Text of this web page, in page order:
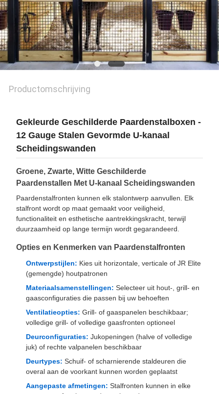
Productomschrijving
Gekleurde Geschilderde Paardenstalboxen -
12 Gauge Stalen Gevormde U-kanaal
Scheidingswanden
Groene, Zwarte, Witte Geschilderde
Paardenstallen Met U-kanaal Scheidingswanden
Paardenstalfronten kunnen elk stalontwerp aanvullen. Elk
stalfront wordt op maat gemaakt voor veiligheid,
functionaliteit en esthetische aantrekkingskracht, terwijl
duurzaamheid op lange termijn wordt gegarandeerd.
Opties en Kenmerken van Paardenstalfronten
Ontwerpstijlen: Kies uit horizontale, verticale of JR Elite
(gemengde) houtpatronen
Materiaalsamenstellingen: Selecteer uit hout-, grill- en
gaasconfiguraties die passen bij uw behoeften
Ventilatieopties: Grill- of gaaspanelen beschikbaar;
volledige grill- of volledige gaasfronten optioneel
Deurconfiguraties: Jukopeningen (halve of volledige
juk) of rechte valpanelen beschikbaar
Deurtypes: Schuif- of scharnierende staldeuren die
overal aan de voorkant kunnen worden geplaatst
Aangepaste afmetingen: Stalfronten kunnen in elke